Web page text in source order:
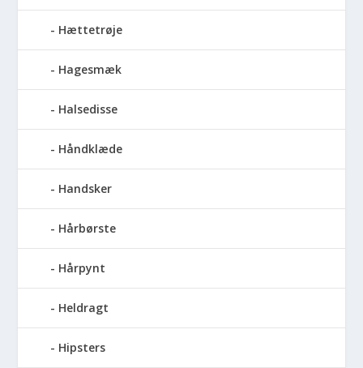
Hættetrøje
Hagesmæk
Halsedisse
Håndklæde
Handsker
Hårbørste
Hårpynt
Heldragt
Hipsters